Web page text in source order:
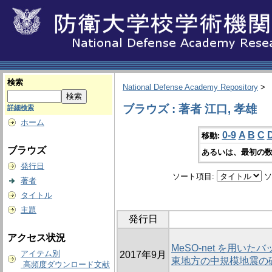
検索
詳細検索
ホーム
ブラウズ
発行日
著者
タイトル
主題
アクセス状況
アイテム別
高頻度ダウンロード文献
National Defense Academy Repository >
ブラウズ : 著者 江口, 孝雄
移動: 0-9 A B C
あるいは、最初の
ソート項目:
発行日
2017年9月
MeSO-net を用いたバ
東地方の中規模地震の